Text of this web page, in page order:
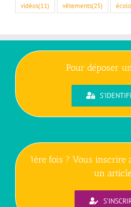
vidéos(11) vêtements(25)
Pour déposer
1ère fois ? Vous inscrire
un